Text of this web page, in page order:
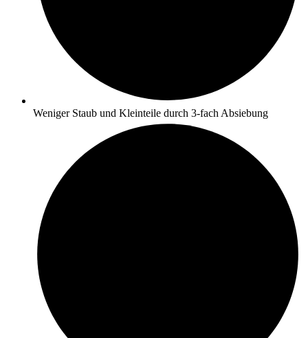
Weniger Staub und Kleinteile durch 3-fach Absiebung